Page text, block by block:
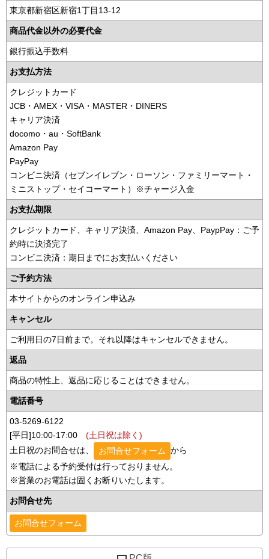
東京都新宿区新宿1丁目13-12
商品代金以外の必要代金
銀行振込手数料
お支払方法
クレジットカード
JCB・AMEX・VISA・MASTER・DINERS
キャリア決済
docomo・au・SoftBank
Amazon Pay
PayPay
コンビニ決済（セブンイレブン・ローソン・ファミリーマート・
ミニストップ・セイコーマート）※チャージ入金
お支払期限
クレジットカード、キャリア決済、Amazon Pay、PaypPay：ご予
約時に決済完了
コンビニ決済：期日までにお支払いください
ご予約方法
本サイトからのオンライン申込み
キャンセル
ご利用日の7日前まで。それ以降はキャンセルできません。
返品
商品の特性上、返品に応じることはできません。
電話番号
03-5269-6122
[平日]10:00-17:00 (土日祝は除く)
土日祝のお問合せは、
お問合せフォーム
から
※電話による予約受付は行っておりません。
※営業のお電話は固くお断りいたします。
お問合せ先
お問合せフォーム